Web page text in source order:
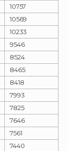
10757
10569
10233
9546
8524
8465
8418
7993
7825
7646
7561
7440